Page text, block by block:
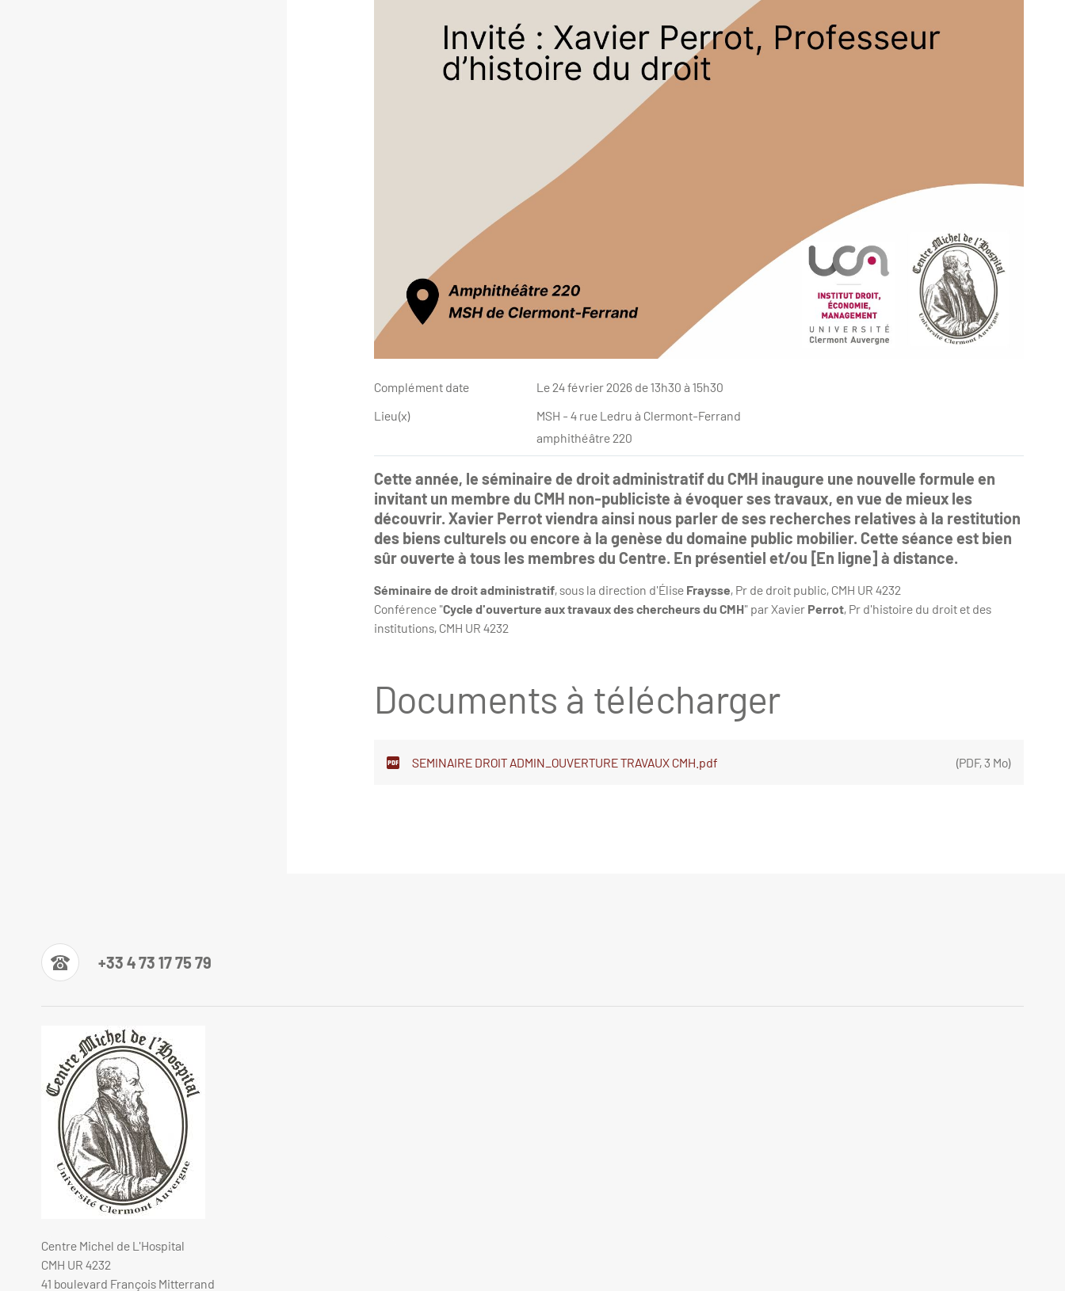
Complément date
Le 24 février 2026 de 13h30 à 15h30
Lieu(x)
MSH - 4 rue Ledru à Clermont-Ferrand
amphithéâtre 220
Cette année, le séminaire de droit administratif du CMH inaugure une nouvelle formule en
invitant un membre du CMH non-publiciste à évoquer ses travaux, en vue de mieux les
découvrir. Xavier Perrot viendra ainsi nous parler de ses recherches relatives à la restitution
des biens culturels ou encore à la genèse du domaine public mobilier. Cette séance est bien
sûr ouverte à tous les membres du Centre. En présentiel et/ou [En ligne] à distance.
Séminaire de droit administratif,sous la direction d'Élise Fraysse, Pr de droit public, CMH UR 4232
Conférence "Cycle d'ouverture aux travaux des chercheurs du CMH" par Xavier Perrot, Pr d'histoire du droit et des
institutions, CMH UR 4232
Documents à télécharger
SEMINAIRE DROIT ADMIN_OUVERTURE TRAVAUX CMH.pdf (PDF,3 Mo)
+33 4 73 17 75 79
Centre Michel de L'Hospital
CMH UR 4232
41 boulevard François Mitterrand